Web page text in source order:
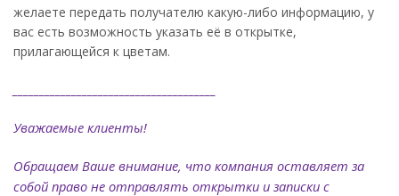
желаете передать получателю какую-либо информацию, у
вас есть возможность указать её в открытке,
прилагающейся к цветам.
Уважаемые клиенты!
Обращаем Ваше внимание, что компания оставляет за
собой право не отправлять открытки и записки с